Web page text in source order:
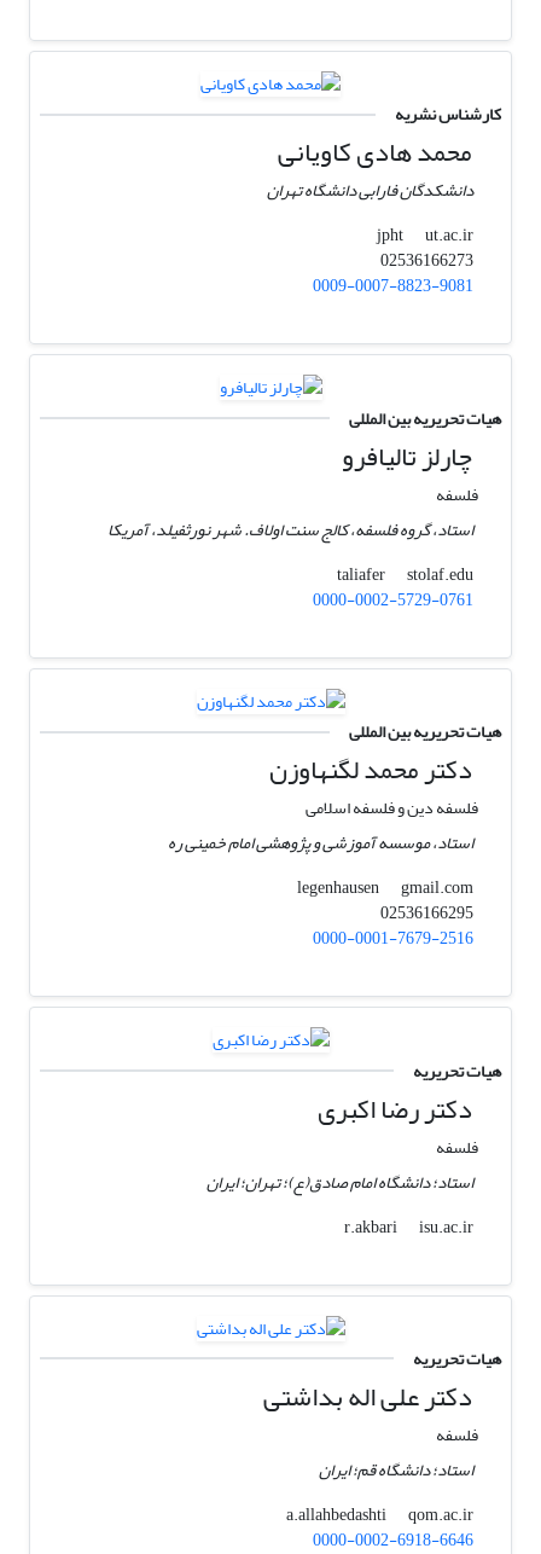
کارشناس نشریه
محمد هادی کاویانی
دانشکدگان فارابی دانشگاه تهران
jpht
ut.ac.ir
02536166273
0009-0007-8823-9081
هیات تحریریه بین المللی
چارلز تالیافرو
فلسفه
استاد، گروه فلسفه، کالج سنت اولاف. شهر نورثفیلد، آمریکا
taliafer
stolaf.edu
0000-0002-5729-0761
هیات تحریریه بین المللی
دکتر محمد لگنهاوزن
فلسفه دین و فلسفه اسلامی
استاد، موسسه آموزشی و پژوهشی امام خمینی ره
legenhausen
gmail.com
02536166295
0000-0001-7679-2516
هیات تحریریه
دکتر رضا اکبری
فلسفه
استاد؛ دانشگاه امام صادق(ع)؛ تهران؛ ایران
r.akbari
isu.ac.ir
هیات تحریریه
دکتر علی اله بداشتی
فلسفه
استاد؛ دانشگاه قم؛ ایران
a.allahbedashti
qom.ac.ir
0000-0002-6918-6646